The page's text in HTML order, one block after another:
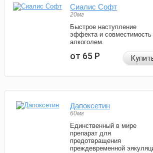
Сиалис Софт
20мг
Быстрое наступление
эффекта и совместимость
алкоголем.
от 65Р
Дапоксетин
60мг
Единственный в мире
препарат для
предотвращения
преждевременной